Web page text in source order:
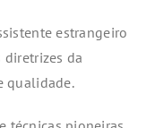
estrangeiro
diretrizes da
qualidade.